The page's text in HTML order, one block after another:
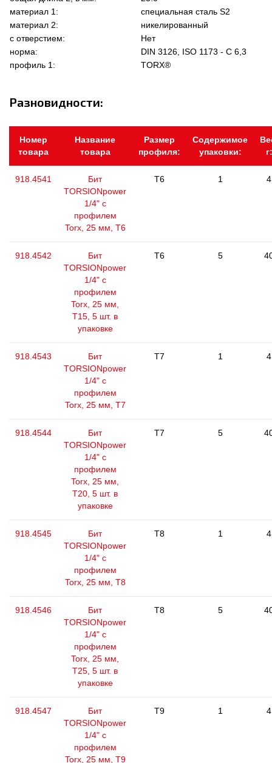
материал 1:
специальная сталь S2
материал 2:
никелированный
с отверстием:
Нет
норма:
DIN 3126, ISO 1173 - C 6,3
профиль 1:
TORX®
Разновидности:
Номер
товара
Название
товара
Размер
профиля:
Содержимое
упаковки:
г:
918.4541
Бит
TORSIONpower
1/4" с
профилем
Torx, 25 мм, Т6
T6 1 4
918.4542
Бит
TORSIONpower
1/4" с
профилем
Torx, 25 мм,
Т15, 5 шт. в
упаковке
T6 5
918.4543
Бит
TORSIONpower
1/4" с
профилем
Torx, 25 мм, Т7
T7 1 4
918.4544
Бит
TORSIONpower
1/4" с
профилем
Torx, 25 мм,
Т20, 5 шт. в
упаковке
T7 5
918.4545
Бит
TORSIONpower
1/4" с
профилем
Torx, 25 мм, Т8
T8 1 4
918.4546
Бит
TORSIONpower
1/4" с
профилем
Torx, 25 мм,
Т25, 5 шт. в
упаковке
T8 5
918.4547
Бит
TORSIONpower
1/4" с
профилем
Torx, 25 мм, Т9
T9 1 4